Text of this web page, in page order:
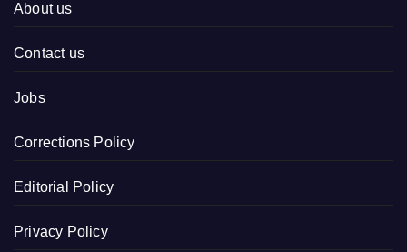
About us
Contact us
Jobs
Corrections Policy
Editorial Policy
Privacy Policy